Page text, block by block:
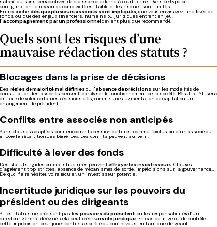
salarié ou sans perspectives de croissance externe à court terme. Dans ce type de
configuration, le niveau de complexité est faible et les risques sont limités.
En revanche,dès que plusieurs associés sont impliqués, que vous envisagez une levée de
fonds, ou que des enjeux financiers, humains ou juridiques entrent en jeu,
l'accompagnement par un professionneldevient plus que recommandé.
Quels sont les risques d’une
mauvaise rédaction des statuts ?
Blocages dans la prise de décisions
Des règles de majorité mal définiesoul’absence de précisionssur les modalités de
consultation des associés peuvent paralyser le fonctionnement de la société. Résultat ? Il sera
difficile de voter certaines décisions clés, comme une augmentation de capital ou un
changement de président.
Conflits entre associés non anticipés
Sans clauses adaptées pour encadrer la cession de titres, comme l’exclusion d’un associé ou
encore la répartition des bénéfices, des conflits peuvent survenir.
Difficulté à lever des fonds
Des statuts rigides ou mal structurés peuventeffrayer les investisseurs. Clauses
d’agrément trop strictes, absence de mécanismes de sortie, imprécisions sur la gouvernance…
De quoi faire hésiter, voire reculer, un investisseur potentiel.
Incertitude juridique sur les pouvoirs du
président ou des dirigeants
Si les statuts ne précisent pas les pouvoirs du président ou les responsabilités d’un
directeur général délégué, cela peut créer un vide juridique. En cas de litige ou de contrôle,
cette imprécision peut jouer contre la société ou contre vous, en tant que dirigeant.